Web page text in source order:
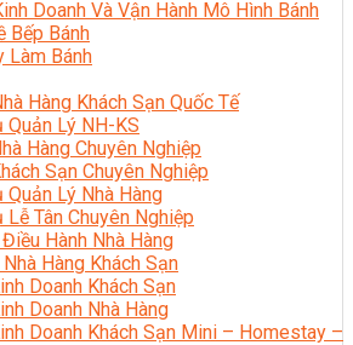
Doanh Và Vận Hành Mô Hình Bánh
Bếp Bánh
Làm Bánh
Hàng Khách Sạn Quốc Tế
Quản Lý NH-KS
Hàng Chuyên Nghiệp
Sạn Chuyên Nghiệp
Quản Lý Nhà Hàng
Lễ Tân Chuyên Nghiệp
Hành Nhà Hàng
Nhà Hàng Khách Sạn
Doanh Khách Sạn
Doanh Nhà Hàng
Doanh Khách Sạn Mini – Homestay –